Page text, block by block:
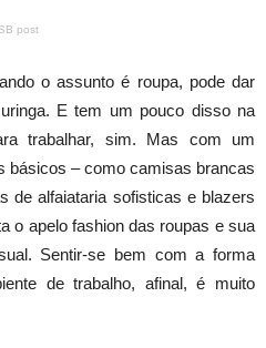
SB post
o assunto é roupa, pode dar
E tem um pouco disso na
trabalhar, sim. Mas com um
básicos – como camisas brancas
de alfaiataria sofisticas e blazers
o apelo fashion das roupas e sua
Sentir-se bem com a forma
de trabalho, afinal, é muito